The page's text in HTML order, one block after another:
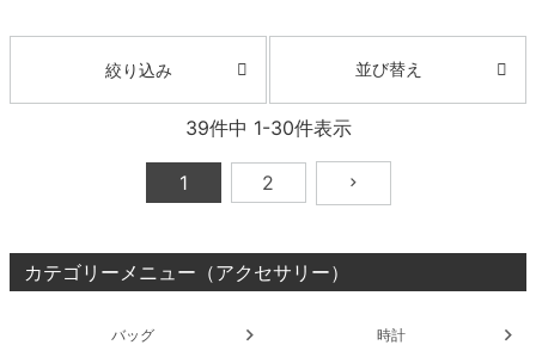
絞り込み 並び替え
39件中 1-30件表示
1 2
カテゴリーメニュー（アクセサリー）
バッグ 時計